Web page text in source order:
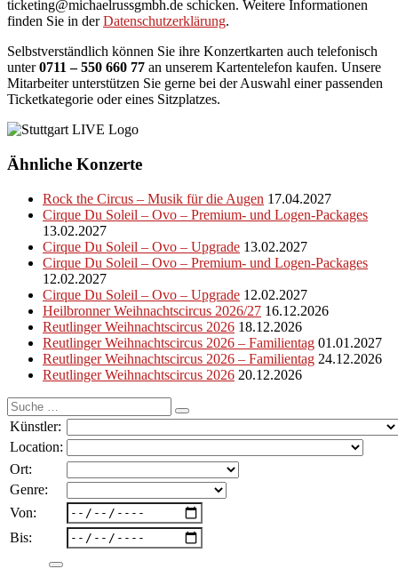
ticketing@michaelrussgmbh.de schicken. Weitere Informationen
finden Sie in derDatenschutzerklärung.
Selbstverständlich können Sie ihre Konzertkarten auch telefonisch
unter0711 – 550 660 77 an unserem Kartentelefon kaufen. Unsere
Mitarbeiter unterstützen Sie gerne bei der Auswahl einer passenden
Ticketkategorie oder eines Sitzplatzes.
Ähnliche Konzerte
Rock the Circus – Musik für die Augen 17.04.2027
Cirque Du Soleil – Ovo – Premium- und Logen-Packages
13.02.2027
Cirque Du Soleil – Ovo – Upgrade 13.02.2027
Cirque Du Soleil – Ovo – Premium- und Logen-Packages
12.02.2027
Cirque Du Soleil – Ovo – Upgrade 12.02.2027
Heilbronner Weihnachtscircus 2026/27 16.12.2026
Reutlinger Weihnachtscircus 2026 18.12.2026
Reutlinger Weihnachtscircus 2026 – Familientag 01.01.2027
Reutlinger Weihnachtscircus 2026 – Familientag 24.12.2026
Reutlinger Weihnachtscircus 2026 20.12.2026
Suche
nach:
Künstler:
Location:
Ort:
Genre:
Von:
Bis: